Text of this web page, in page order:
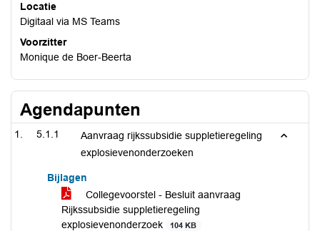
Locatie
Digitaal via MS Teams
Voorzitter
Monique de Boer-Beerta
Agendapunten
5.1.1
Aanvraag rijkssubsidie suppletieregeling
explosievenonderzoeken
Bijlagen
Collegevoorstel - Besluit aanvraag
Rijkssubsidie suppletieregeling
explosievenonderzoek
104 KB